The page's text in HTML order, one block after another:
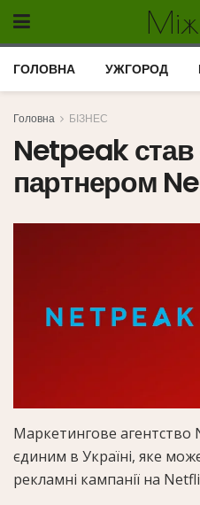
ГОЛОВНА УЖГОРОД
Головна БІЗНЕС
Netpeak
партнером
Маркетингове агентство
єдиним в Україні, яке
рекламні кампанії на